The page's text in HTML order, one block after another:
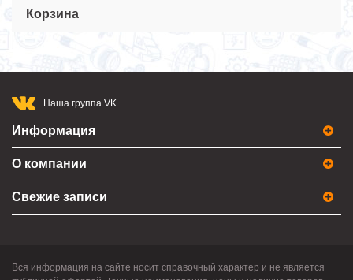
Корзина
Наша группа VK
Информация
О компании
Свежие записи
Вся информация на сайте носит справочный характер и не является